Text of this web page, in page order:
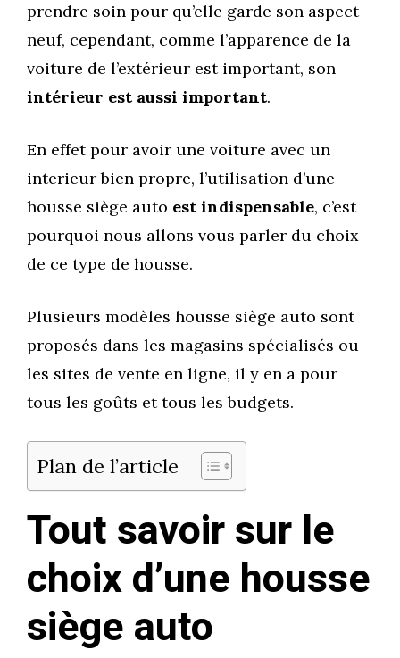
prendre soin pour qu’elle garde son aspect
neuf, cependant, comme l’apparence de la
voiture de l’extérieur est important, son
intérieur est aussi important.
En effet pour avoir une voiture avec un
interieur bien propre, l’utilisation d’une
housse siège auto est indispensable, c’est
pourquoi nous allons vous parler du choix
de ce type de housse.
Plusieurs modèles housse siège auto sont
proposés dans les magasins spécialisés ou
les sites de vente en ligne, il y en a pour
tous les goûts et tous les budgets.
Plan de l’article
Tout savoir sur le
choix d’une housse
siège auto